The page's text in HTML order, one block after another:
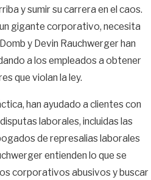
y sumir su carrera en el caos.
gigante corporativo, necesita
y Devin Rauchwerger han
a los empleados a obtener
que violan la ley.
han ayudado a clientes con
laborales, incluidas las
de represalias laborales
entienden lo que se
corporativos abusivos y buscar